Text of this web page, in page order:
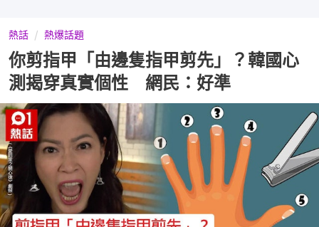
熱話 熱爆話題
你剪指甲「由邊隻指甲剪先」？韓國心
測揭穿真實個性 網民：好準